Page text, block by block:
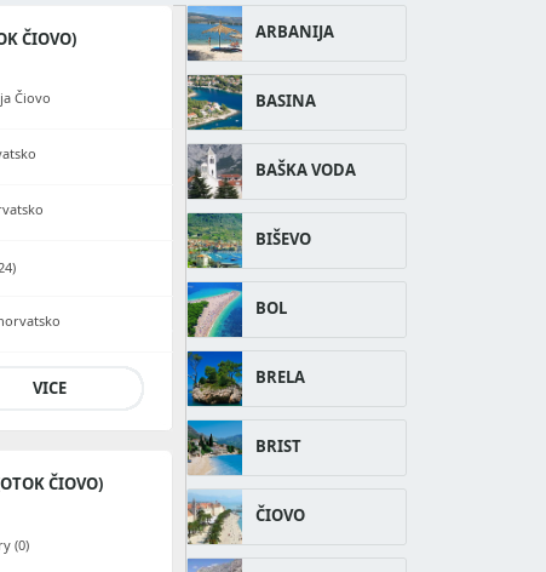
ČIOVO)
Čiovo
VICE
ČIOVO)
(0)
ARBANIJA
BASINA
BAŠKA VODA
BIŠEVO
BOL
BRELA
BRIST
ČIOVO